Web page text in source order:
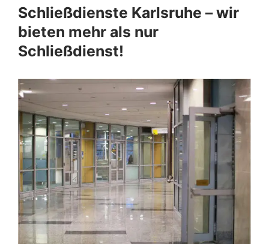
Schließdienste Karlsruhe – wir
bieten mehr als nur
Schließdienst!